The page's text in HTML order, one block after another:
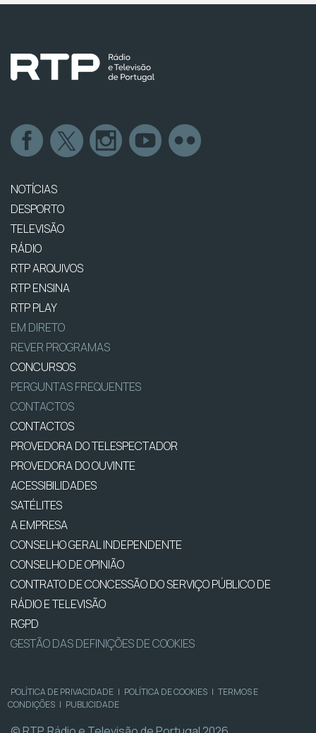
NOTÍCIAS
DESPORTO
TELEVISÃO
RÁDIO
RTP ARQUIVOS
RTP ENSINA
RTP PLAY
EM DIRETO
REVER PROGRAMAS
CONCURSOS
PERGUNTAS FREQUENTES
CONTACTOS
CONTACTOS
PROVEDORA DO TELESPECTADOR
PROVEDORA DO OUVINTE
ACESSIBILIDADES
SATÉLITES
A EMPRESA
CONSELHO GERAL INDEPENDENTE
CONSELHO DE OPINIÃO
CONTRATO DE CONCESSÃO DO SERVIÇO PÚBLICO DE
RÁDIO E TELEVISÃO
RGPD
GESTÃO DAS DEFINIÇÕES DE COOKIES
POLÍTICA DE PRIVACIDADE | POLÍTICA DE COOKIES | TERMOS E
CONDIÇÕES | PUBLICIDADE